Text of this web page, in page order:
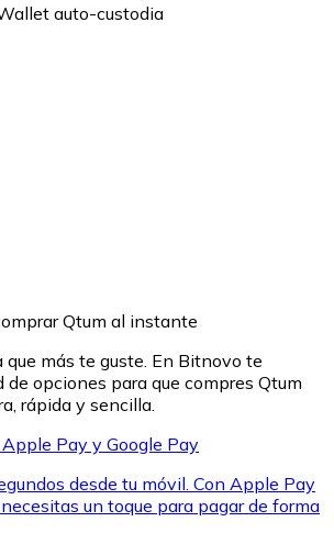
auto-custodia
Qtum al instante
que más te guste. En Bitnovo te
opciones para que compres Qtum
rápida y sencilla.
Pay y Google Pay
desde tu móvil. Con Apple Pay
un toque para pagar de forma